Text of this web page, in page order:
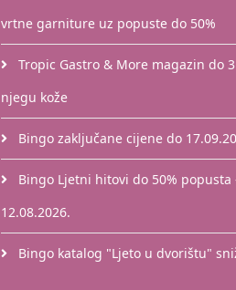
vrtne garniture uz popuste do 50%
Tropic Gastro & More magazin do
njegu kože
Bingo zaključane cijene do
Bingo Ljetni hitovi do 50%
12.08.2026.
Bingo katalog "Ljeto u dvorištu"